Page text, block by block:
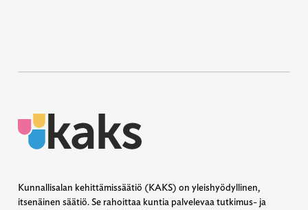
Kunnallisalan kehittämissäätiö (KAKS) on yleishyödyllinen,
itsenäinen säätiö. Se rahoittaa kuntia palvelevaa tutkimus- ja